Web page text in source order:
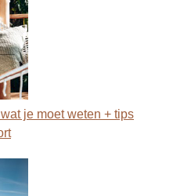
je moet weten + tips